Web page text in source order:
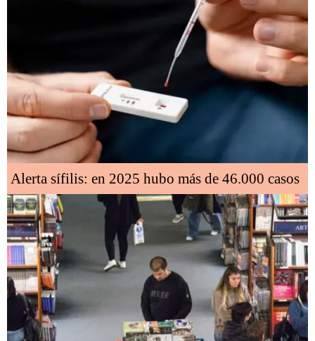
Alerta sífilis: en 2025 hubo más de 46.000 casos